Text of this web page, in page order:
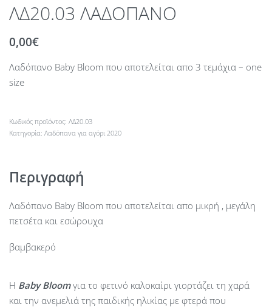
ΛΔ20.03 ΛΑΔΟΠΑΝΟ
0,00€
Λαδόπανο Baby Bloom που αποτελείται απο 3 τεμάχια – one
size
ΛΔ20.03
Κατηγορία: Λαδόπανα για αγόρι 2020
Περιγραφή
Λαδόπανο Baby Bloom που αποτελείται απο μικρή , μεγάλη
πετσέτα και εσώρουχα
βαμβακερό
Η Baby Bloom για το φετινό καλοκαίρι γιορτάζει τη χαρά
και την ανεμελιά της παιδικής ηλικίας με φτερά που